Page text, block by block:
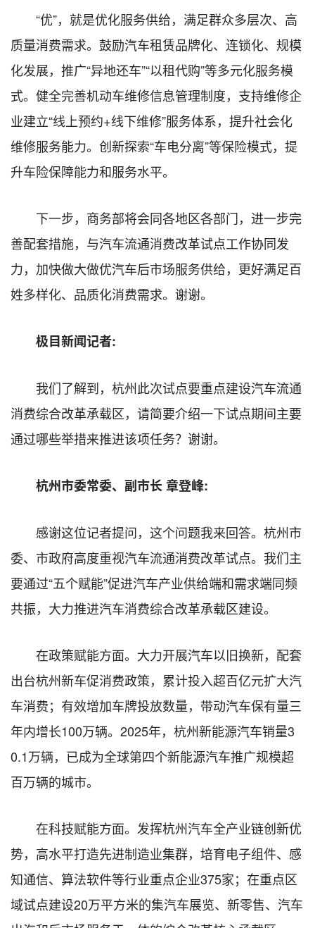
“优”，就是优化服务供给，满足群众多层次、高
质量消费需求。鼓励汽车租赁品牌化、连锁化、规模
化发展，推广“异地还车”“以租代购”等多元化服务模
式。健全完善机动车维修信息管理制度，支持维修企
业建立“线上预约+线下维修”服务体系，提升社会化
维修服务能力。创新探索“车电分离”等保险模式，提
升车险保障能力和服务水平。
下一步，商务部将会同各地区各部门，进一步完
善配套措施，与汽车流通消费改革试点工作协同发
力，加快做大做优汽车后市场服务供给，更好满足百
姓多样化、品质化消费需求。谢谢。
极目新闻记者:
我们了解到，杭州此次试点要重点建设汽车流通
消费综合改革承载区，请简要介绍一下试点期间主要
通过哪些举措来推进该项任务？谢谢。
杭州市委常委、副市长 章登峰:
感谢这位记者提问，这个问题我来回答。杭州市
委、市政府高度重视汽车流通消费改革试点。我们主
要通过“五个赋能”促进汽车产业供给端和需求端同频
共振，大力推进汽车消费综合改革承载区建设。
在政策赋能方面。大力开展汽车以旧换新，配套
出台杭州新车促消费政策，累计投入超百亿元扩大汽
车消费；有效增加车牌投放数量，带动汽车保有量三
年内增长100万辆。2025年，杭州新能源汽车销量3
0.1万辆，已成为全球第四个新能源汽车推广规模超
百万辆的城市。
在科技赋能方面。发挥杭州汽车全产业链创新优
势，高水平打造先进制造业集群，培育电子组件、感
知通信、算法软件等行业重点企业375家；在重点区
域试点建设20万平方米的集汽车展览、新零售、汽车